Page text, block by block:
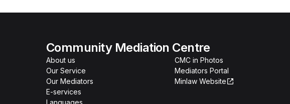
Community Mediation Centre
About us
Our Service
Our Mediators
E-services
Languages
CMC in Photos
Mediators Portal
Minlaw Website